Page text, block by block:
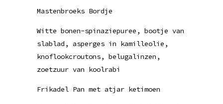
Mastenbroeks Bordje
Witte bonen-spinaziepuree, bootje van
slablad, asperges in kamilleolie,
knoflookcroutons, belugalinzen,
zoetzuur van koolrabi
Frikadel Pan met atjar ketimoen